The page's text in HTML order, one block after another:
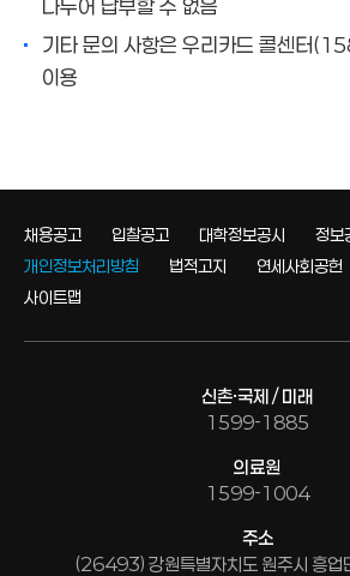
나누어 납부할 수 없음
기타 문의 사항은 우리카드 콜센터
이용
채용공고 입찰공고 대학정보공시
정보
개인정보처리방침
법적고지 연세사회공헌
사이트맵
신촌·국제 / 미래
1599-1885
의료원
1599-1004
주소
(26493) 강원특별자치도 원주시 흥업